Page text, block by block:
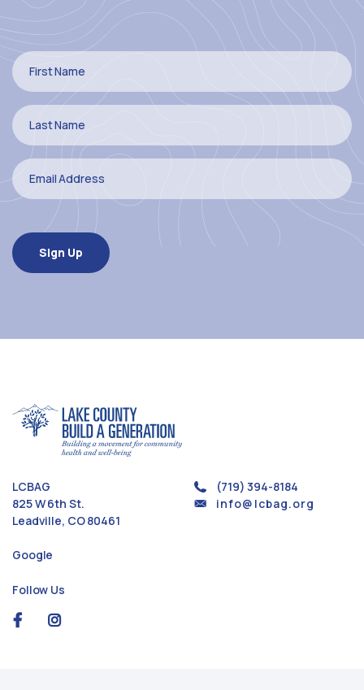
LCBAG
825 W 6th St.
Leadville, CO 80461
Google
(719) 394-8184
info@lcbag.org
Follow Us
social social